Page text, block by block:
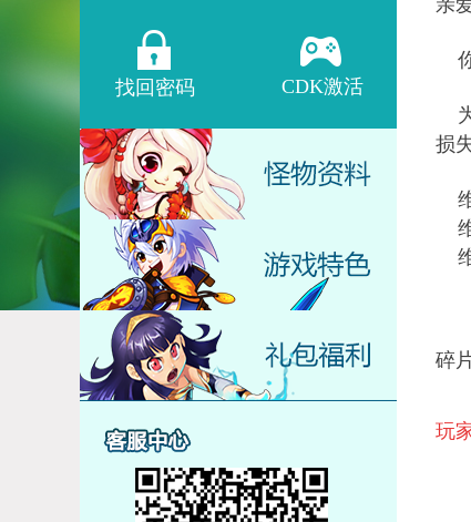
找回密码 CDK激活
亲
你
为
损
维
维
1.
碎
玩
3.